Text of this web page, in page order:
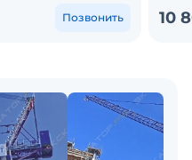
Позвонить 10